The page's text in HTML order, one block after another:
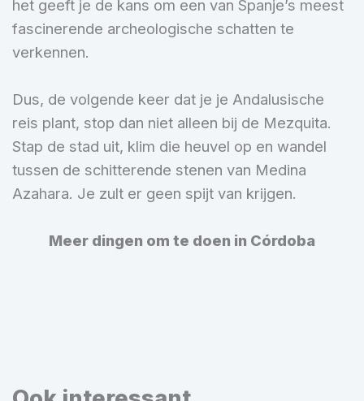
het geeft je de kans om een van Spanje’s meest
fascinerende archeologische schatten te
verkennen.
Dus, de volgende keer dat je je Andalusische
reis plant, stop dan niet alleen bij de Mezquita.
Stap de stad uit, klim die heuvel op en wandel
tussen de schitterende stenen van Medina
Azahara. Je zult er geen spijt van krijgen.
Meer dingen om te doen in Córdoba